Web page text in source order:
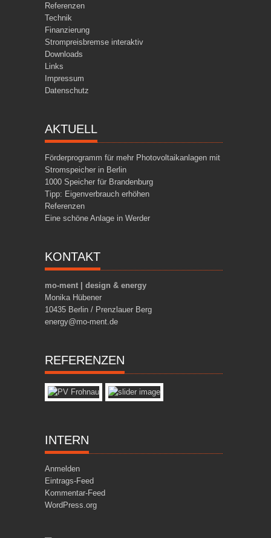
Referenzen
Technik
Finanzierung
Strompreisbremse interaktiv
Downloads
Links
Impressum
Datenschutz
AKTUELL
Förderprogramm für mehr Photovoltaikanlagen mit
Stromspeicher in Berlin
1000 Speicher für Brandenburg
Tipp: Eigenverbrauch erhöhen
Referenzen
Eine schöne Anlage in Werder
KONTAKT
mo-ment | design & energy
Monika Hübener
10435 Berlin / Prenzlauer Berg
energy@mo-ment.de
REFERENZEN
INTERN
Anmelden
Eintrags-Feed
Kommentar-Feed
WordPress.org